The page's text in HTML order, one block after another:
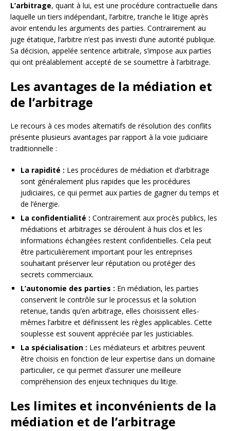
L’arbitrage, quant à lui, est une procédure contractuelle dans
laquelle un tiers indépendant, l’arbitre, tranche le litige après
avoir entendu les arguments des parties. Contrairement au
juge étatique, l’arbitre n’est pas investi d’une autorité publique.
Sa décision, appelée sentence arbitrale, s’impose aux parties
qui ont préalablement accepté de se soumettre à l’arbitrage.
Les avantages de la médiation et
de l’arbitrage
Le recours à ces modes alternatifs de résolution des conflits
présente plusieurs avantages par rapport à la voie judiciaire
traditionnelle :
La rapidité : Les procédures de médiation et d’arbitrage
sont généralement plus rapides que les procédures
judiciaires, ce qui permet aux parties de gagner du temps et
de l’énergie.
La confidentialité : Contrairement aux procès publics, les
médiations et arbitrages se déroulent à huis clos et les
informations échangées restent confidentielles. Cela peut
être particulièrement important pour les entreprises
souhaitant préserver leur réputation ou protéger des
secrets commerciaux.
L’autonomie des parties : En médiation, les parties
conservent le contrôle sur le processus et la solution
retenue, tandis qu’en arbitrage, elles choisissent elles-
mêmes l’arbitre et définissent les règles applicables. Cette
souplesse est souvent appréciée par les justiciables.
La spécialisation : Les médiateurs et arbitres peuvent
être choisis en fonction de leur expertise dans un domaine
particulier, ce qui permet d’assurer une meilleure
compréhension des enjeux techniques du litige.
Les limites et inconvénients de la
médiation et de l’arbitrage